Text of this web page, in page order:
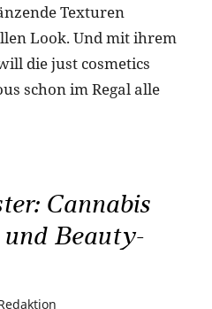
Texturen
Look. Und mit ihrem
die just cosmetics
schon im Regal alle
Cannabis
Beauty-